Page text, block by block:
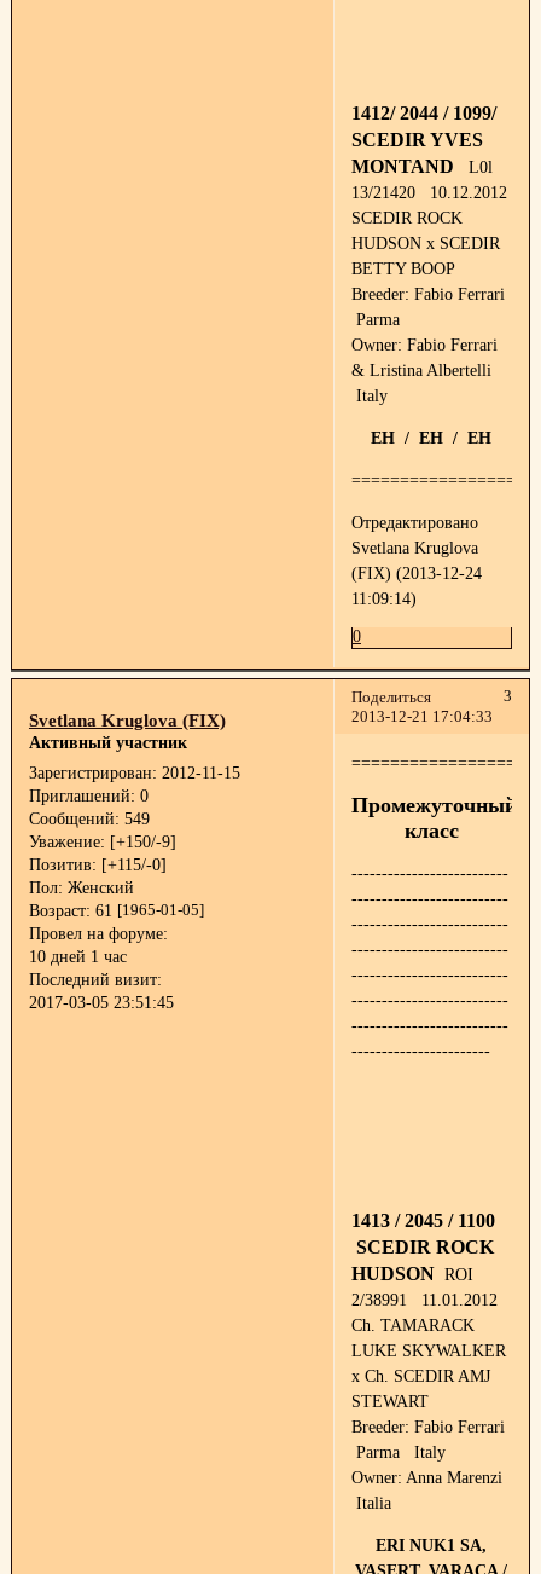
1412/ 2044 / 1099/
SCEDIR YVES
MONTAND L0l
13/21420 10.12.2012
SCEDIR ROCK
HUDSON x SCEDIR
BETTY BOOP
Breeder: Fabio Ferrari
Parma
Owner: Fabio Ferrari
& Lristina Albertelli
Italy
EH / EH / EH
Отредактировано
Svetlana Kruglova
(FIX) (2013-12-24
11:09:14)
0
Поделиться
3
2013-12-21 17:04:33
Svetlana Kruglova (FIX)
Активный участник
Зарегистрирован: 2012-11-15
Приглашений: 0
Сообщений: 549
Уважение: [+150/-9]
Позитив: [+115/-0]
Пол: Женский
Возраст: 61 [1965-01-05]
Провел на форуме:
10 дней 1 час
Последний визит:
2017-03-05 23:51:45
Промежуточный
класс
--------------------------
--------------------------
--------------------------
--------------------------
--------------------------
--------------------------
--------------------------
-----------------------
1413 / 2045 / 1100
SCEDIR ROCK
HUDSON ROI
2/38991 11.01.2012
Ch. TAMARACK
LUKE SKYWALKER
x Ch. SCEDIR AMJ
STEWART
Breeder: Fabio Ferrari
Parma Italy
Owner: Anna Marenzi
Italia
ERI NUK1 SA,